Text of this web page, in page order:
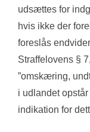
udsættes for
hvis ikke der
foreslås
Straffelovens §
”omskæring,
i udlandet
indikation for